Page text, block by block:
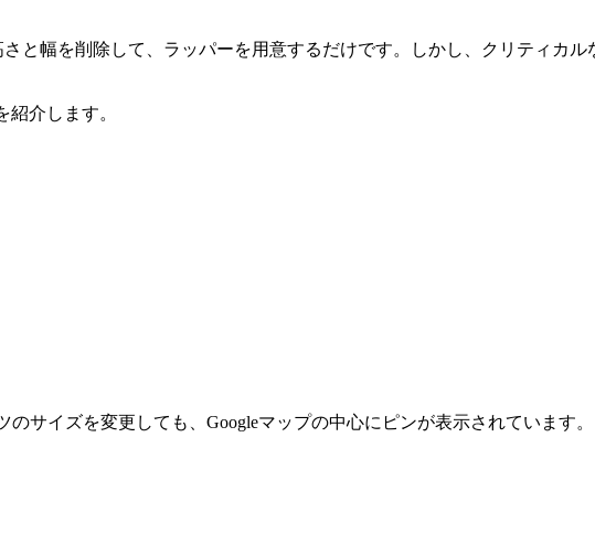
と幅を削除して、ラッパーを用意するだけです。しかし、クリティカ
介します。
サイズを変更しても、Googleマップの中心にピンが表示されています。